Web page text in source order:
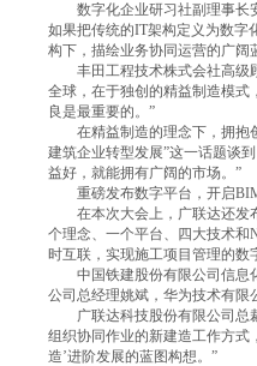
数字化企业研习社副理事长安
如果把传统的IT架构定义为数字
构下，描绘业务协同运营的广阔
丰田工程技术株式会社高级顾
全球，在于独创的精益制造模式
良是最重要的。”
在精益制造的理念下，拥抱创
建筑企业转型发展”这一话题谈
益好，就能拥有广阔的市场。”
重磅发布数字平台，开启
在本次大会上，广联达还发布
个理念、一个平台、四大技术和
时互联，实现施工项目管理的
中国铁建股份有限公司信息化
公司总经理姚斌，华为技术有限
广联达科技股份有限公司总裁
组织协同作业的新建造工作方式
造’进阶发展的蓝图构想。”